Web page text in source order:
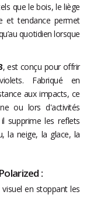
que le bois, le liège
et tendance permet
quotidien lorsque
, est conçu pour offrir
Fabriqué en
aux impacts, ce
ou lors d'activités
supprime les reflets
la neige, la glace, la
:
en stoppant les